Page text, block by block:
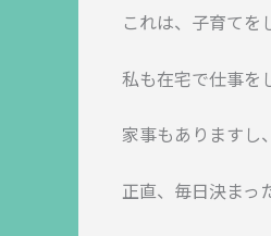
これは、子育てを
私も在宅で仕事を
家事もありますし
正直、毎日決まっ